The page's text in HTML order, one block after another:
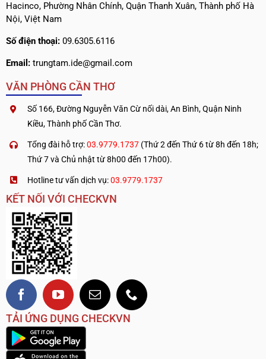
Hacinco, Phường Nhân Chính, Quận Thanh Xuân, Thành phố Hà
Nội, Việt Nam
Số điện thoại: 09.6305.6116
Email: trungtam.ide@gmail.com
VĂN PHÒNG CẦN THƠ
Số 166, Đường Nguyễn Văn Cừ nối dài, An Bình, Quận Ninh
Kiều, Thành phố Cần Thơ.
Tổng đài hỗ trợ:03.9779.1737 (Thứ 2 đến Thứ 6 từ 8h đến 18h;
Thứ 7 và Chủ nhật từ 8h00 đến 17h00).
Hotline tư vấn dịch vụ:03.9779.1737
KẾT NỐI VỚI CHECKVN
TẢI ỨNG DỤNG CHECKVN